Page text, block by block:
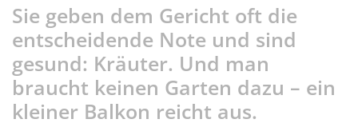
Sie geben dem Gericht oft die
entscheidende Note und sind
gesund: Kräuter. Und man
braucht keinen Garten dazu – ein
kleiner Balkon reicht aus.